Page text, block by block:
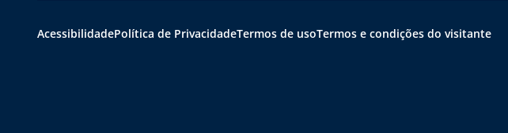
AcessibilidadePolítica de PrivacidadeTermos de usoTermos e condições do visitante